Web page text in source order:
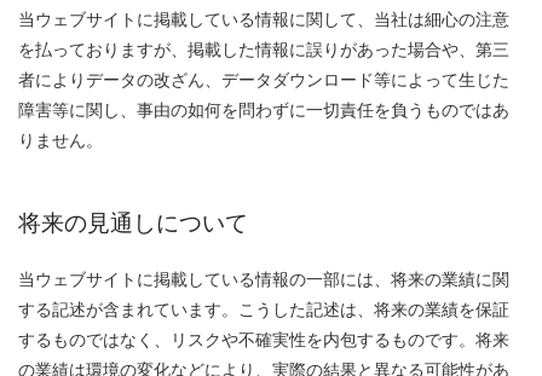
当ウェブサイトに掲載している情報に関して、当社は細心の注意
を払っておりますが、掲載した情報に誤りがあった場合や、第三
者によりデータの改ざん、データダウンロード等によって生じた
障害等に関し、事由の如何を問わずに一切責任を負うものではあ
りません。
将来の見通しについて
当ウェブサイトに掲載している情報の一部には、将来の業績に関
する記述が含まれています。こうした記述は、将来の業績を保証
するものではなく、リスクや不確実性を内包するものです。将来
の業績は環境の変化などにより、実際の結果と異なる可能性があ